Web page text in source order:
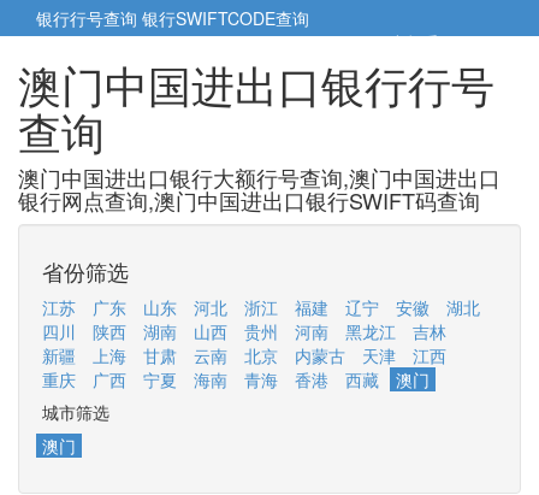
银行行号查询 银行SWIFTCODE查询
5cm小帮手5cm.cn
澳门中国进出口银行行号
查询
澳门中国进出口银行大额行号查询,澳门中国进出口
银行网点查询,澳门中国进出口银行SWIFT码查询
省份筛选
江苏 广东 山东 河北 浙江 福建 辽宁 安徽
湖北
四川
陕西 湖南 山西 贵州 河南 黑龙江
吉林
新疆
上海 甘肃 云南 北京 内蒙古 天津
江西
重庆
广西 宁夏 海南 青海 香港 西藏
澳门
城市筛选
澳门